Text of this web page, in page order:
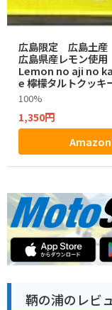
広島限定 広島土
広島県産レモン使
Lemon no aji no
e 檸檬タルトクッ
個
100%
1,350円
Amazon
鞆の浦のレビ